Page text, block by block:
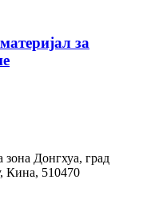
за
зона Донгхуа, град
Кина, 510470